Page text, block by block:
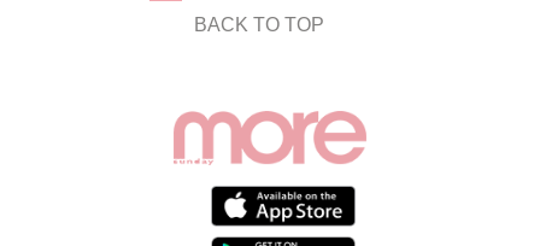
BACK TO TOP